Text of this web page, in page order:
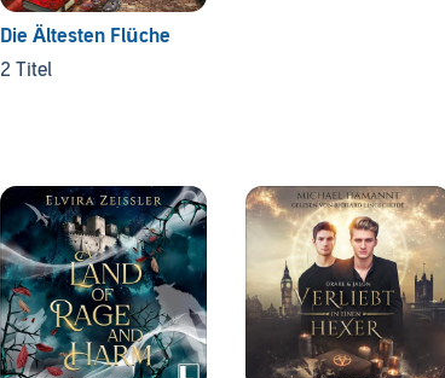
Die Ältesten Flüche
2 Titel